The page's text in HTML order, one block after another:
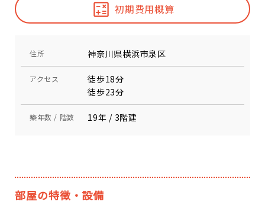
初期費用概算
住所 神奈川県横浜市泉区
アクセス
徒歩18分
徒歩23分
築年数 / 階数 19年 / 3階建
部屋の特徴・設備